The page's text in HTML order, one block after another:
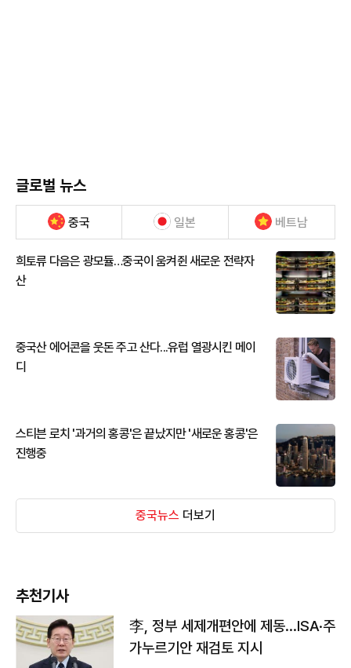
글로벌 뉴스
중국 일본 베트남
희토류 다음은 광모듈…중국이 움켜쥔 새로운 전략자
산
중국산 에어콘을 웃돈 주고 산다...유럽 열광시킨 메이
디
스티븐 로치 '과거의 홍콩'은 끝났지만 '새로운 홍콩'은
진행중
중국뉴스 더보기
추천기사
李, 정부 세제개편안에 제동…ISA·주
가누르기안 재검토 지시